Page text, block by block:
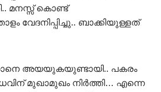
മനസ്സ് കൊണ്ട്
വേദനിപ്പിച്ചു.. ബാക്കിയുള്ളത്
താനെ അയയുകയുണ്ടായി.. പകരം
മുഖാമുഖം നിർത്തി… എന്നെ